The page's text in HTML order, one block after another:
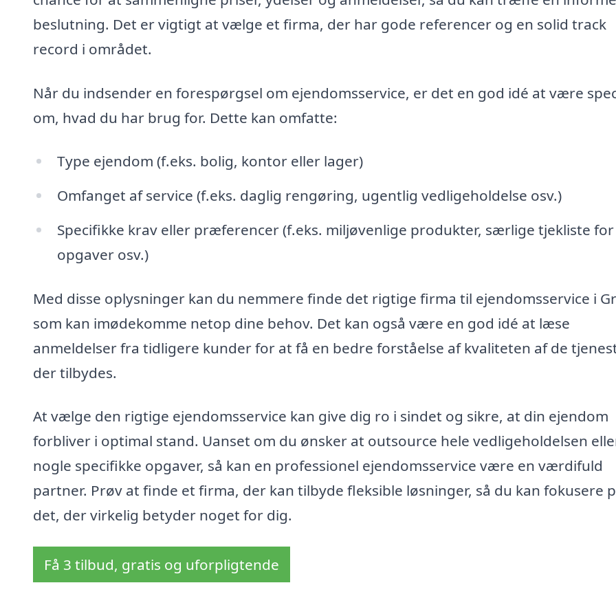
beslutning. Det er vigtigt at vælge et firma, der har gode referencer og en solid track
record i området.
Når du indsender en forespørgsel om ejendomsservice, er det en god idé at være
om, hvad du har brug for. Dette kan omfatte:
Type ejendom (f.eks. bolig, kontor eller lager)
Omfanget af service (f.eks. daglig rengøring, ugentlig vedligeholdelse osv.)
Specifikke krav eller præferencer (f.eks. miljøvenlige produkter, særlige tjekliste for
opgaver osv.)
Med disse oplysninger kan du nemmere finde det rigtige firma til ejendomsservice i
som kan imødekomme netop dine behov. Det kan også være en god idé at læse
anmeldelser fra tidligere kunder for at få en bedre forståelse af kvaliteten af de
der tilbydes.
At vælge den rigtige ejendomsservice kan give dig ro i sindet og sikre, at din ejendom
forbliver i optimal stand. Uanset om du ønsker at outsource hele vedligeholdelsen
nogle specifikke opgaver, så kan en professionel ejendomsservice være en værdifuld
partner. Prøv at finde et firma, der kan tilbyde fleksible løsninger, så du kan fokusere
det, der virkelig betyder noget for dig.
Få 3 tilbud, gratis og uforpligtende